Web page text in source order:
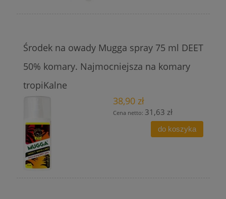
Środek na owady Mugga spray 75 ml DEET
50% komary. Najmocniejsza na komary
tropiKalne
38,90 zł
Cena netto: 31,63 zł
do koszyka